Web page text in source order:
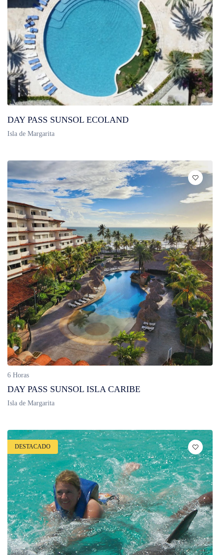
DAY PASS SUNSOL ECOLAND
Isla de Margarita
6 Horas
DAY PASS SUNSOL ISLA CARIBE
Isla de Margarita
DESTACADO